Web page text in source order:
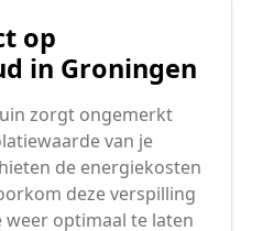
op
in Groningen
zorgt ongemerkt
van je
de energiekosten
deze verspilling
optimaal te laten